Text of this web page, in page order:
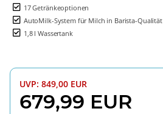
17 Getränkeoptionen
AutoMilk-System für Milch in Barista-Qualität
1,8 l Wassertank
UVP: 849,00 EUR
679,99 EUR